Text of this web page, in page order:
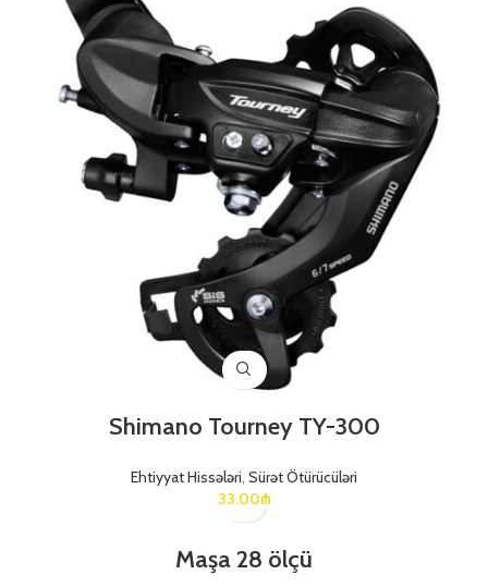
Shimano Tourney TY-300
Ehtiyyat Hissələri, Sürət Ötürücüləri
33.00₼
Maşa 28 ölçü